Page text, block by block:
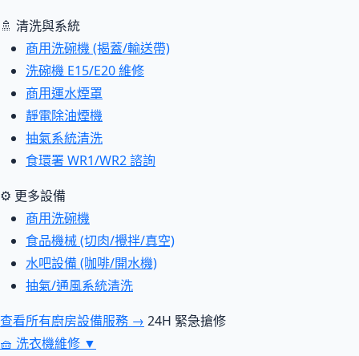
🚿 清洗與系統
商用洗碗機 (揭蓋/輸送帶)
洗碗機 E15/E20 維修
商用運水煙罩
靜電除油煙機
抽氣系統清洗
食環署 WR1/WR2 諮詢
⚙ 更多設備
商用洗碗機
食品機械 (切肉/攪拌/真空)
水吧設備 (咖啡/開水機)
抽氣/通風系統清洗
查看所有廚房設備服務 → 24H 緊急搶修
🧺 洗衣機維修 ▼